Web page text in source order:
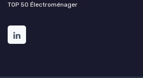
TOP 50 Électroménager